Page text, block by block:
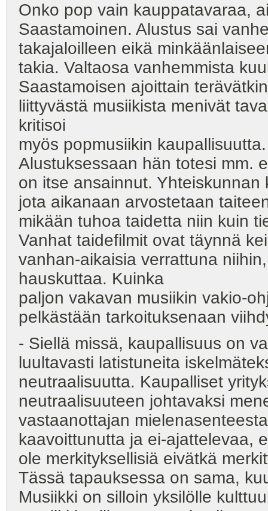
Onko pop vain kauppatavaraa,
Saastamoinen. Alustus sai
takajaloilleen eikä
takia. Valtaosa vanhemmista
Saastamoisen ajoittain
liittyvästä musiikista menivät
kritisoi
myös popmusiikin kaupallisuutta.
Alustuksessaan hän totesi mm.
on itse ansainnut.
jota aikanaan arvostetaan
mikään tuhoa taidetta niin kuin
Vanhat taidefilmit ovat täynnä
vanhan-aikaisia verrattuna
hauskuttaa. Kuinka
paljon vakavan musiikin vakio-
pelkästään tarkoituksenaan
- Siellä missä, kaupallisuus on
luultavasti latistuneita
neutraalisuutta. Kaupalliset
neutraalisuuteen johtavaksi
vastaanottajan
kaavoittunutta ja ei-ajattelevaa,
ole merkityksellisiä eivätkä
Tässä tapauksessa on sama,
Musiikki on silloin yksilölle